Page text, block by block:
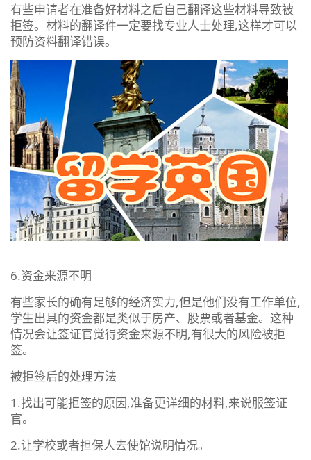
有些申请者在准备好材料之后自己翻译这些材料导致被
拒签。材料的翻译件一定要找专业人士处理,这样才可以
预防资料翻译错误。
6.资金来源不明
有些家长的确有足够的经济实力,但是他们没有工作单位,
学生出具的资金都是类似于房产、股票或者基金。这种
情况会让签证官觉得资金来源不明,有很大的风险被拒
签。
被拒签后的处理方法
1.找出可能拒签的原因,准备更详细的材料,来说服签证
官。
2.让学校或者担保人去使馆说明情况。